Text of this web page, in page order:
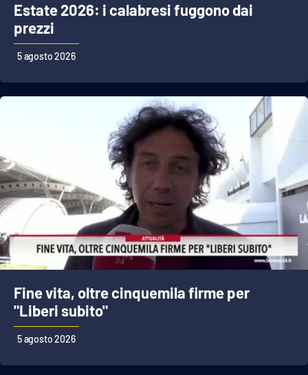
PROGETTI
SPECIALI
Eventi
Food
Storie
LAC
NETWORK
Lacplay.it
Estate 2026: i calabresi fuggono dai
prezzi
5 agosto 2026
Fine vita, oltre cinquemila firme per
"Liberi subito"
5 agosto 2026